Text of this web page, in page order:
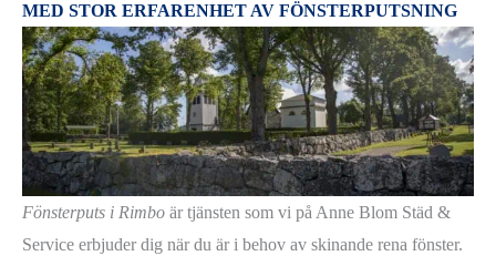
MED STOR ERFARENHET AV FÖNSTERPUTSNING
Fönsterputs i Rimbo är tjänsten som vi på Anne Blom Städ &
Service erbjuder dig när du är i behov av skinande rena fönster.